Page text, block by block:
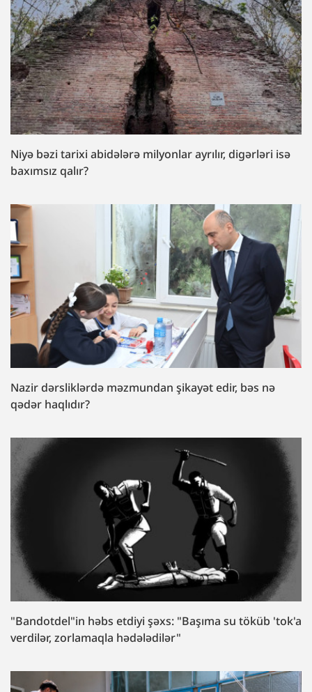
Niyə bəzi tarixi abidələrə milyonlar ayrılır, digərləri isə
baxımsız qalır?
Nazir dərsliklərdə məzmundan şikayət edir, bəs nə
qədər haqlıdır?
"Bandotdel"in həbs etdiyi şəxs: "Başıma su töküb 'tok'a
verdilər, zorlamaqla hədələdilər"